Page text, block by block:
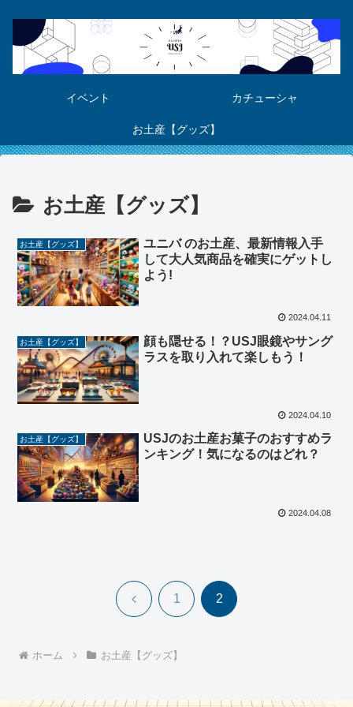
イベント カチューシャ
お土産【グッズ】
お土産【グッズ】
お土産【グッズ】
ユニバ のお土産、最新情報入手
して大人気商品を確実にゲットし
よう!
2024.04.11
お土産【グッズ】
顔も隠せる！？USJ眼鏡やサング
ラスを取り入れて楽しもう！
2024.04.10
お土産【グッズ】
USJのお土産お菓子のおすすめラ
ンキング！気になるのはどれ？
2024.04.08
前 1 2
ホーム お土産【グッズ】